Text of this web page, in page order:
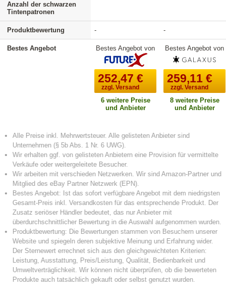
Anzahl der schwarzen
Tintenpatronen
Produktbewertung - -
Bestes Angebot Bestes Angebot von
252,47 €
zzgl. Versand
6 weitere Preise
und Anbieter
Bestes Angebot von
259,11€
zzgl. Versand
8 weitere Preise
und Anbieter